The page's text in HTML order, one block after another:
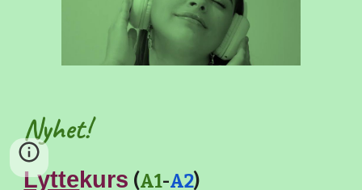
Nyhet!
Lyttekurs (A1-A2)